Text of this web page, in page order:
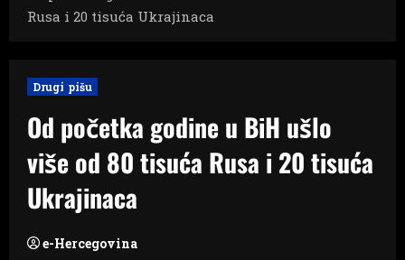
Rusa i 20 tisuća Ukrajinaca
Drugi pišu
Od početka godine u BiH ušlo
više od 80 tisuća Rusa i 20 tisuća
Ukrajinaca
e-Hercegovina